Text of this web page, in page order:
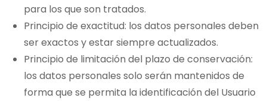
para los que son tratados.
Principio de exactitud: los datos personales deben
ser exactos y estar siempre actualizados.
Principio de limitación del plazo de conservación:
los datos personales solo serán mantenidos de
forma que se permita la identificación del Usuario